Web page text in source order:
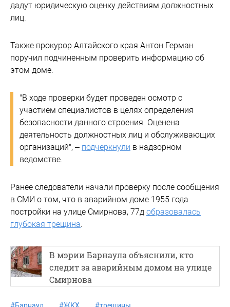
дадут юридическую оценку действиям должностных
лиц.
Также прокурор Алтайского края Антон Герман
поручил подчиненным проверить информацию об
этом доме.
"В ходе проверки будет проведен осмотр с
участием специалистов в целях определения
безопасности данного строения. Оценена
деятельность должностных лиц и обслуживающих
организаций", – подчеркнули в надзорном
ведомстве.
Ранее следователи начали проверку после сообщения
в СМИ о том, что в аварийном доме 1955 года
постройки на улице Смирнова, 77д образовалась
глубокая трещина.
В мэрии Барнаула объяснили, кто
следит за аварийным домом на улице
Смирнова